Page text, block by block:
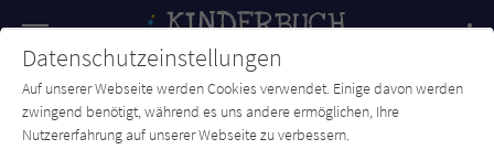
SUCHE Forum Charts Newsletter
Datenschutzeinstellungen
Auf unserer Webseite werden Cookies verwendet. Einige davon werden
zwingend benötigt, während es uns andere ermöglichen, Ihre
Nutzererfahrung auf unserer Webseite zu verbessern.